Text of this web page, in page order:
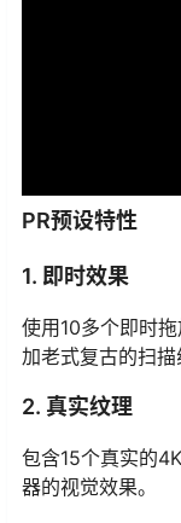
PR预设特性
1. 即时效果
使用10多个即时
加老式复古的扫描
2. 真实纹理
包含15个真实的
器的视觉效果。